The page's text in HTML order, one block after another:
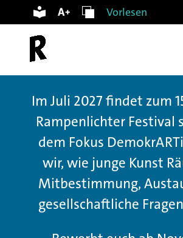
Vorlesen
Im Juli 2027 findet zum
Rampenlichter
dem Fokus
wir, wie junge Kunst
Mitbestimmung,
gesellschaftliche